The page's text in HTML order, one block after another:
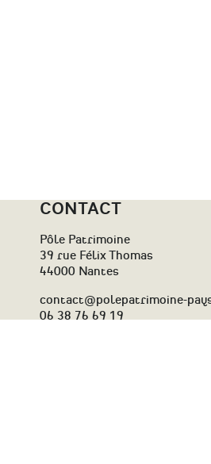
CONTACT
Pôle Patrimoine
39 rue Félix Thomas
44000 Nantes
contact@polepatrimoine-
06 38 76 69 19